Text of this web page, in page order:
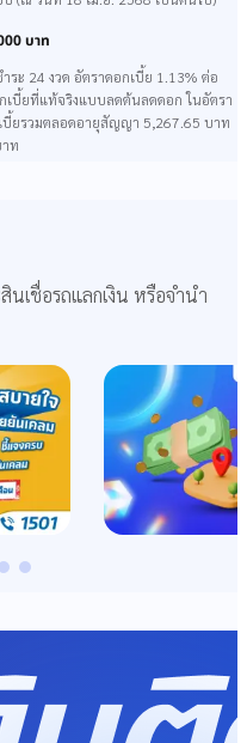
บาท
ระ 24 งวด อัตราดอกเบี้ย 1.13% ต่อ
เบี้ยที่แท้จริงแบบลดต้นลดดอก ในอัตรา
บี้ยรวมตลอดอายุสัญญา 5,267.65 บาท
ท
งนี้ขึ้นอยู่กับวันที่ทำสัญญา และวัน
- 24% ต่อปี (ณ วันที่ 18 เม.ย. 68)
ายอื่นๆ
ๆ รวมกันแล้วไม่เกิน 24% ต่อปี
ATM เรียกเก็บ 5 บาทต่อรายการ (เมื่อ
วไม่เกินอัตรา 24% ต่อปี)
นแอปติดใจเรียกเก็บ 3 บาทต่อรายการ
ๆ แล้วไม่เกินอัตรา 24% ต่อปี)
แล้ว) (กรณีค้างชำระ)
นเชื่อรถแลกเงิน หรือจำนำ